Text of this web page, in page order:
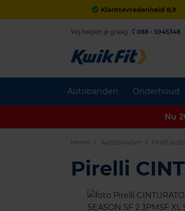
Klanttevredenheid 8,9
Autobanden Onderhoud
Wij helpen je graag. 088 - 5945348
Nu
Home Autobanden Pirelli
Pirelli